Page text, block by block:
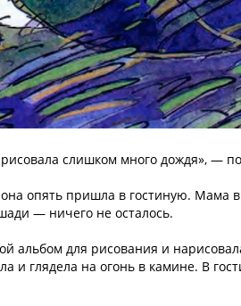
слишком много дождя», —
она опять пришла в гостиную. Мама
— ничего не осталось.
альбом для рисования и
и глядела на огонь в камине. В